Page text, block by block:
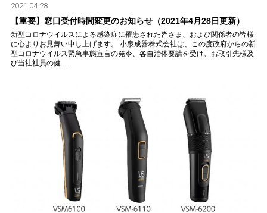
2021.04.28
【重要】窓口受付時間変更のお知らせ（2021年4月28日更新）
新型コロナウイルスによる感染症に罹患された皆さま、および関係者の皆様
に心よりお見舞い申し上げます。 小泉成器株式会社は、この度政府からの新
型コロナウイルス緊急事態宣言の発令、各自治体要請を受け、お取引先様及
び当社社員の健…